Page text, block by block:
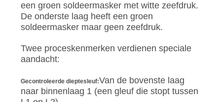
een groen soldeermasker met witte zeefdruk.
De onderste laag heeft een groen
soldeermasker maar geen zeefdruk.
Twee proceskenmerken verdienen speciale
aandacht:
Gecontroleerde dieptesleuf:Van de bovenste laag
naar binnenlaag 1 (een gleuf die stopt tussen